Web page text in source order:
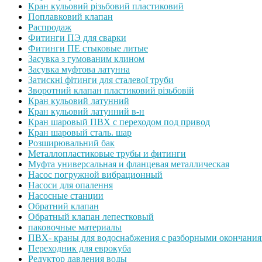
Кран кульовий різьбовий пластиковий
Поплавковий клапан
Распродаж
Фитинги ПЭ для сварки
Фитинги ПЕ стыковые литые
Засувка з гумованим клином
Засувка муфтова латунна
Затискні фітинги для сталевої труби
Зворотний клапан пластиковий різьбовій
Кран кульовий латунний
Кран кульовий латунний в-н
Кран шаровый ПВХ с переходом под привод
Кран шаровый сталь. шар
Розширювальний бак
Металлопластиковые трубы и фитинги
Муфта универсальная и фланцевая металлическая
Насос погружной вибрационный
Насоси для опалення
Насосные станции
Обратний клапан
Обратный клапан лепестковый
паковочные материалы
ПВХ- краны для водоснабжения с разборными
Переходник для еврокуба
Редуктор давления воды